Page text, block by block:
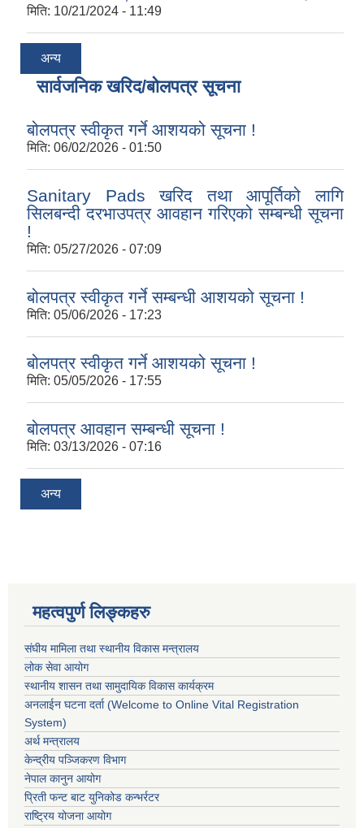
मिति: 10/21/2024 - 11:49
अन्य
सार्वजनिक खरिद/बोलपत्र सूचना
बोलपत्र स्वीकृत गर्ने आशयको सूचना !
मिति: 06/02/2026 - 01:50
Sanitary Pads खरिद तथा आपूर्तिको लागि
सिलबन्दी दरभाउपत्र आवहान गरिएको सम्बन्धी सूचना
!
मिति: 05/27/2026 - 07:09
बोलपत्र स्वीकृत गर्ने सम्बन्धी आशयको सूचना !
मिति: 05/06/2026 - 17:23
बोलपत्र स्वीकृत गर्ने आशयको सूचना !
मिति: 05/05/2026 - 17:55
बोलपत्र आवहान सम्बन्धी सूचना !
मिति: 03/13/2026 - 07:16
अन्य
महत्वपुर्ण लिङ्कहरु
संघीय मामिला तथा स्थानीय विकास मन्त्रालय
लोक सेवा आयोग
स्थानीय शासन तथा सामुदायिक विकास कार्यक्रम
अनलाईन घटना दर्ता (Welcome to Online Vital Registration
System)
अर्थ मन्त्रालय
केन्द्रीय पञ्जिकरण विभाग
नेपाल कानुन आयोग
प्रिती फन्ट बाट युनिकोड कन्भर्रटर
राष्ट्रिय योजना आयोग